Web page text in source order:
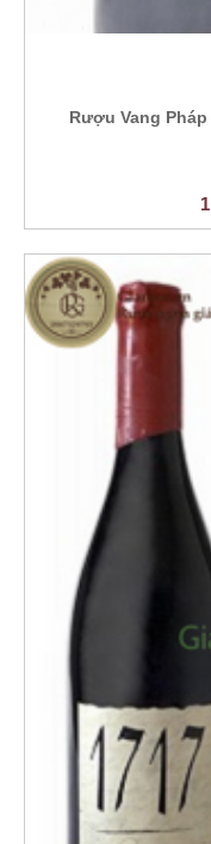
Rượu Vang Pháp